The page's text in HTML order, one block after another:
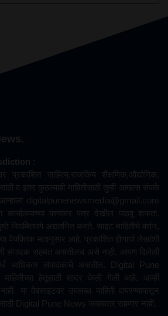
:
साहित्य,राजकिय शैक्षणिक,औद्योगिक,
व इतर कुठल्याही माहितीसाठी तुम्ही आम्हास संपर्क
digitalpunenewsmedia@gmail.com
पत्त्यावर पत्र देखील पाठवू शकता.
नियमितपणे अद्यतनित करते. साइट माहितीचे वर्णन,
वैयक्तिक मतानुसार आहे. प्रकाशित होणार्या लेखांशी
संपादक सहमत असतीलच असे नाही. आपण दिलेली
आधिकार संपादकाचे असतील. Digital Pune
हेतूंसाठी सादर केली गेली आहे. आम्ही
या वेबसाइटवर उपलब्ध माहिती वापरण्यापासून
Digital Pune News जबाबदार राहणार नाही.